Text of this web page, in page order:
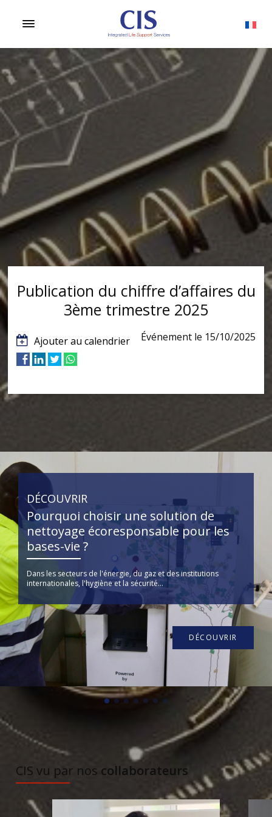
Publication du chiffre d’affaires du
3ème trimestre 2025
Ajouter au calendrier Événement le 15/10/2025
DÉCOUVRIR
Pourquoi choisir une solution de
nettoyage écoresponsable pour les
bases-vie ?
Dans les secteurs de l'énergie, du gaz et des institutions
internationales, l'hygiène et la sécurité...
DÉCOUVRIR
À DÉCOUVRIR
CIS vu par nos collaborateurs